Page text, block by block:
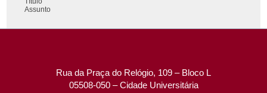
Assunto
Rua da Praça do Relógio, 109 – Bloco L
05508-050 – Cidade Universitária